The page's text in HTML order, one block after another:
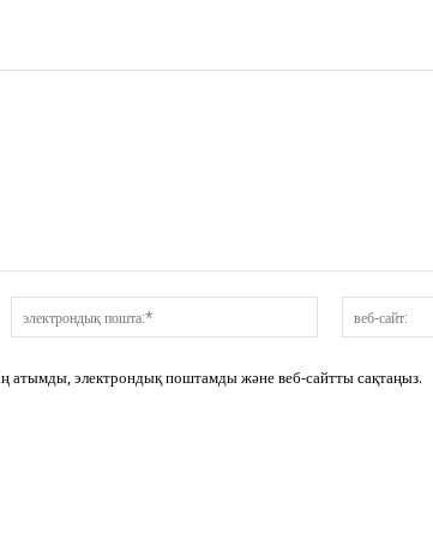
электрондық
пошта:*
атымды, электрондық поштамды және веб-сайтты сақтаңыз.